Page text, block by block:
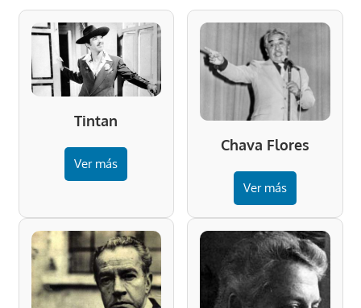
Tintan
Ver más
Chava Flores
Ver más